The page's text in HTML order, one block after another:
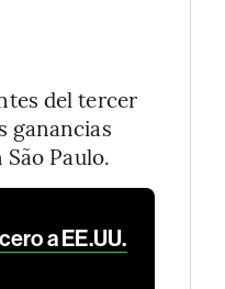
del tercer
ganancias
Paulo.
a EE.UU.